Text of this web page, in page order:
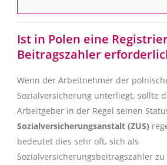
Ist in Polen eine
Beitragszahler
Wenn der Arbeitnehmer der
Sozialversicherung unterliegt, sollte
Arbeitgeber in der Regel seinen
Sozialversicherungsanstalt (ZUS)
bedeutet dies sehr oft, sich als
Sozialversicherungsbeitragszahler